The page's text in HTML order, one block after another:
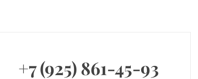
+7 (925) 861-45-93